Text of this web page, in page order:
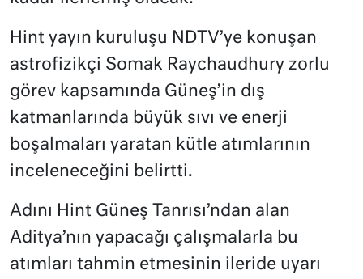
Hint yayın kuruluşu NDTV’ye konuşan
astrofizikçi Somak Raychaudhury zorlu
görev kapsamında Güneş’in dış
katmanlarında büyük sıvı ve enerji
boşalmaları yaratan kütle atımlarının
inceleneceğini belirtti.
Adını Hint Güneş Tanrısı’ndan alan
Aditya’nın yapacağı çalışmalarla bu
atımları tahmin etmesinin ileride uyarı